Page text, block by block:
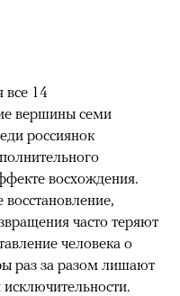
все 14
вершины семи
россиянок
восхождения.
восстановление,
часто теряют
человека о
раз за разом лишают